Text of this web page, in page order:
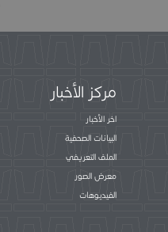
مركز الأخبار
اخر الأخبار
البيانات الصحفية
الملف التعريفي
معرض الصور
الفيديوهات